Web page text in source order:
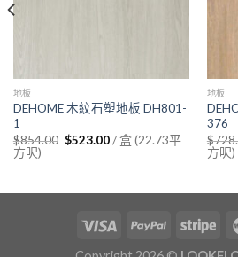
地板
DEHOME 木紋石塑地板 DH801-
1
$854.00 Original
price
$523.00Current
price
/ 盒 (22.73平
方呎)
地板
376
$
方呎)